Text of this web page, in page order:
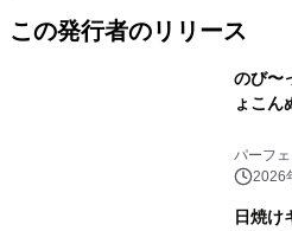
この発行者のリリース
のび〜
ょこん
パーフ
2026
日焼け